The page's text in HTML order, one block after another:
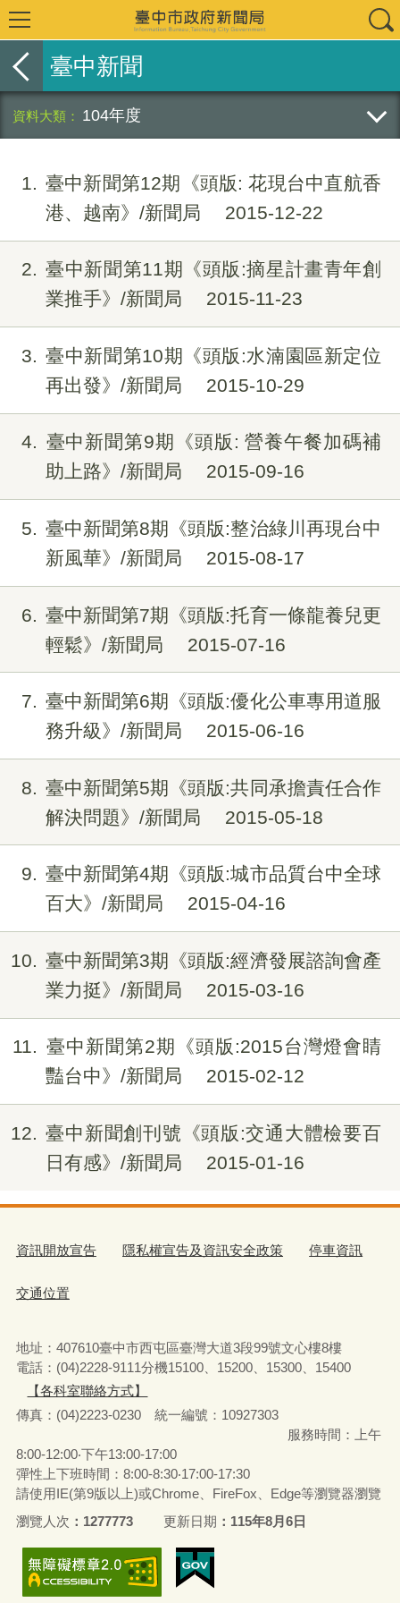
臺中新聞
104年度
1
臺中新聞第12期《頭版: 花現台中直航香
港、越南》/新聞局
2015-12-22
2
臺中新聞第11期《頭版:摘星計畫青年創
業推手》/新聞局
2015-11-23
3
臺中新聞第10期《頭版:水湳園區新定位
再出發》/新聞局
2015-10-29
4
臺中新聞第9期《頭版: 營養午餐加碼補
助上路》/新聞局
2015-09-16
5
臺中新聞第8期《頭版:整治綠川再現台中
新風華》/新聞局
2015-08-17
6
臺中新聞第7期《頭版:托育一條龍養兒更
輕鬆》/新聞局
2015-07-16
7
臺中新聞第6期《頭版:優化公車專用道服
務升級》/新聞局
2015-06-16
8
臺中新聞第5期《頭版:共同承擔責任合作
解決問題》/新聞局
2015-05-18
9
臺中新聞第4期《頭版:城市品質台中全球
百大》/新聞局
2015-04-16
10
臺中新聞第3期《頭版:經濟發展諮詢會產
業力挺》/新聞局
2015-03-16
11
臺中新聞第2期《頭版:2015台灣燈會睛
豔台中》/新聞局
2015-02-12
12
臺中新聞創刊號《頭版:交通大體檢要百
日有感》/新聞局
2015-01-16
資訊開放宣告 隱私權宣告及資訊安全政策 停車資訊
交通位置
地址：407610臺中市西屯區臺灣大道3段99號文心樓8樓
電話：(04)2228-9111分機15100、15200、15300、15400
【各科室聯絡方式】
傳真：(04)2223-0230 統一編號 ： 10927303
服務時間：上午
8:00-12:00‧下午13:00-17:00
彈性上下班時間：8:00-8:30‧17:00-17:30
請使用IE(第9版以上)或Chrome、FireFox、Edge等瀏覽器瀏覽
瀏覽人次
1277773 更新日期 115年8月6日